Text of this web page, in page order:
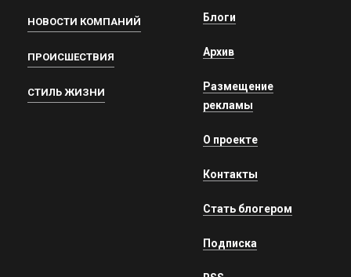
НОВОСТИ КОМПАНИЙ
ПРОИСШЕСТВИЯ
СТИЛЬ ЖИЗНИ
Блоги
Архив
Размещение
рекламы
О проекте
Контакты
Стать блогером
Подписка